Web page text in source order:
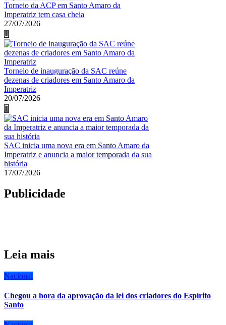
Torneio da ACP em Santo Amaro da
Imperatriz tem casa cheia
27/07/2026
Torneio de inauguração da SAC reúne
dezenas de criadores em Santo Amaro da
Imperatriz
20/07/2026
SAC inicia uma nova era em Santo Amaro da
Imperatriz e anuncia a maior temporada da sua
história
17/07/2026
Publicidade
Leia mais
Nacional
Chegou a hora da aprovação da lei dos criadores do Espírito
Santo